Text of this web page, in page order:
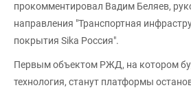
прокомментировал Вадим Беляев,
направления "Транспортная
покрытия Sika Россия".
Первым объектом РЖД, на котором
технология, станут платформы